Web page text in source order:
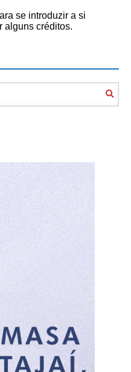
se introduzir a si
alguns créditos.